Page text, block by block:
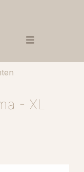
- XL